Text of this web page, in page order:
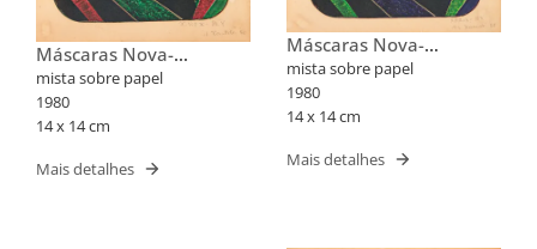
Máscaras Nova-
Iorquinas II
mista sobre papel
1980
14 x 14 cm
Mais detalhes
Máscaras Nova-
Iorquinas II
mista sobre papel
1980
14 x 14 cm
Mais detalhes